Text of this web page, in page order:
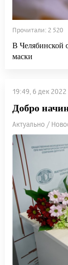
Прочитали: 2
В Челябинской
маски
19:49, 6 дек 2022
Добро
Актуально /